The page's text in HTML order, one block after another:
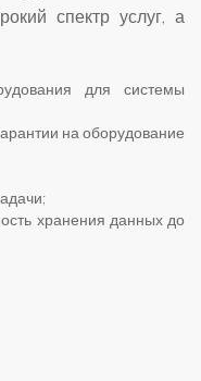
спектр услуг, а
для системы
на оборудование
хранения данных до